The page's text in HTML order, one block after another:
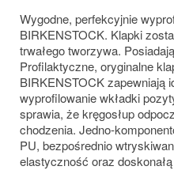
Wygodne, perfekcyjnie
BIRKENSTOCK. Klapki
trwałego tworzywa.
Profilaktyczne, oryginalne
BIRKENSTOCK zapewniają
wyprofilowanie wkładki
sprawia, że kręgosłup
chodzenia. Jedno-
PU, bezpośrednio
elastyczność oraz